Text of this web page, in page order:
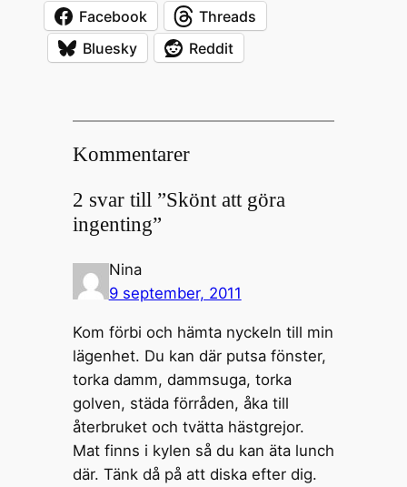
Facebook
Threads
Bluesky
Reddit
Kommentarer
2 svar till ”Skönt att göra
ingenting”
Nina
9 september, 2011
Kom förbi och hämta nyckeln till min
lägenhet. Du kan där putsa fönster,
torka damm, dammsuga, torka
golven, städa förråden, åka till
återbruket och tvätta hästgrejor.
Mat finns i kylen så du kan äta lunch
där. Tänk då på att diska efter dig.